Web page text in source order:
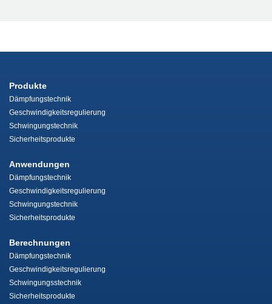
Produkte
Dämpfungstechnik
Geschwindigkeitsregulierung
Schwingungstechnik
Sicherheitsprodukte
Anwendungen
Dämpfungstechnik
Geschwindigkeitsregulierung
Schwingungstechnik
Sicherheitsprodukte
Berechnungen
Dämpfungstechnik
Geschwindigkeitsregulierung
Schwingungsstechnik
Sicherheitsprodukte